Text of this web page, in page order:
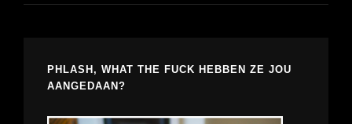
PHLASH, WHAT THE FUCK HEBBEN ZE JOU
AANGEDAAN?